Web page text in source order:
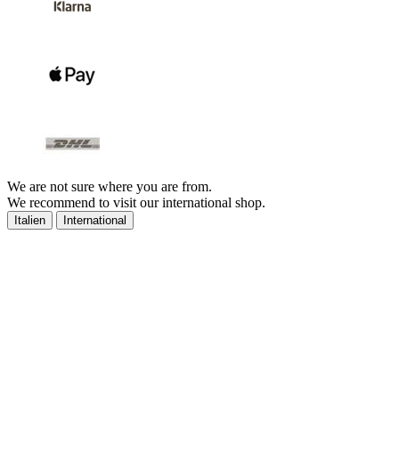
We are not sure where you are from.
We recommend to visit our international shop.
Italien International